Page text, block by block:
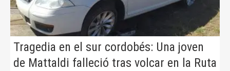
Tragedia en el sur cordobés: Una joven
de Mattaldi falleció tras volcar en la Ruta